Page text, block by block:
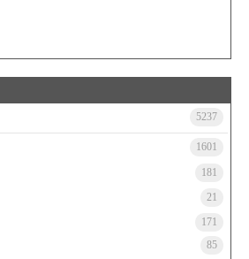
5237
1601
181
21
171
85